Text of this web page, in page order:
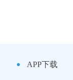
APP下载